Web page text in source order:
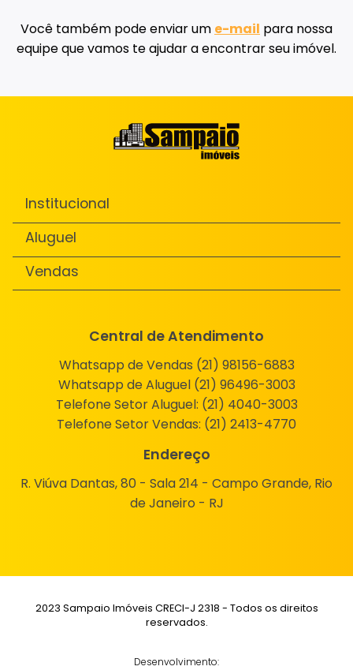
Você também pode enviar um e-mail para nossa
equipe que vamos te ajudar a encontrar seu imóvel.
Institucional
Aluguel
Vendas
Central de Atendimento
Whatsapp de Vendas (21) 98156-6883
Whatsapp de Aluguel (21) 96496-3003
Telefone Setor Aluguel: (21) 4040-3003
Telefone Setor Vendas: (21) 2413-4770
Endereço
R. Viúva Dantas, 80 - Sala 214 - Campo Grande, Rio
de Janeiro - RJ
2023 Sampaio Imóveis CRECI-J 2318 - Todos os direitos
reservados.
Desenvolvimento: